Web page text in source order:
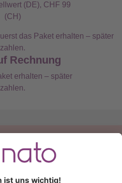
(DE), CHF 99
(CH)
Rechnung
erhalten – später
zahlen.
eine Frage?
51 56 0300
eineE-Mail